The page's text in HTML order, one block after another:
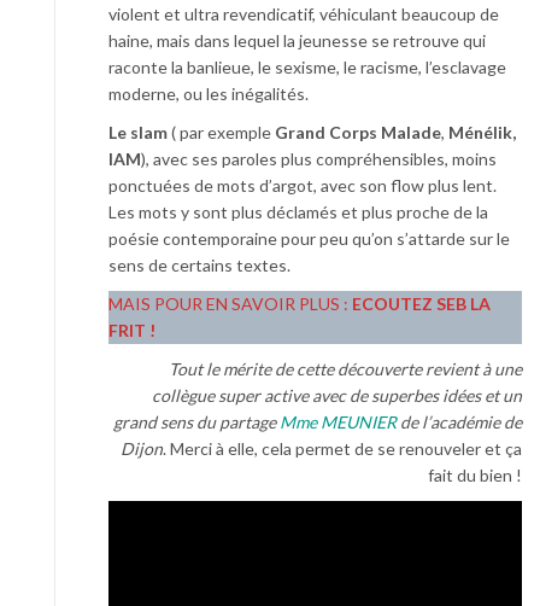
violent et ultra revendicatif, véhiculant beaucoup de
haine, mais dans lequel la jeunesse se retrouve qui
raconte la banlieue, le sexisme, le racisme, l’esclavage
moderne, ou les inégalités.
Le slam( par exemple Grand Corps Malade, Ménélik,
IAM), avec ses paroles plus compréhensibles, moins
ponctuées de mots d’argot, avec son flow plus lent.
Les mots y sont plus déclamés et plus proche de la
poésie contemporaine pour peu qu’on s’attarde sur le
sens de certains textes.
MAIS POUR EN SAVOIR PLUS : ECOUTEZ SEB LA
FRIT !
Tout le mérite de cette découverte revient à une
collègue super active avec de superbes idées et un
grand sens du partageMme MEUNIERde l’académie de
Dijon. Merci à elle, cela permet de se renouveler et ça
fait du bien !